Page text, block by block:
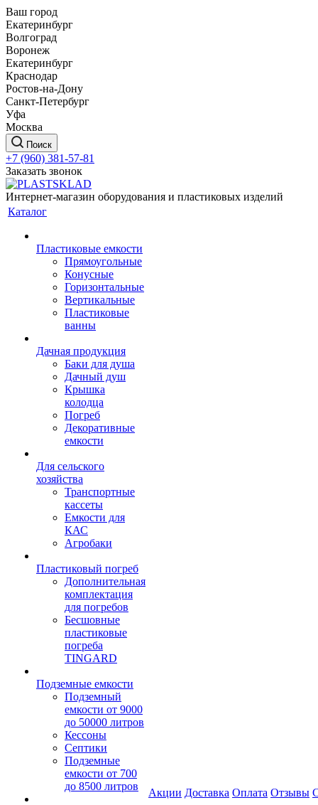
Ваш город
Екатеринбург
Волгоград
Воронеж
Екатеринбург
Краснодар
Ростов-на-Дону
Санкт-Петербург
Уфа
Москва
Поиск
+7 (960) 381-57-81
Заказать звонок
Интернет-магазин оборудования и пластиковых изделий
Каталог
Пластиковые емкости
Прямоугольные
Конусные
Горизонтальные
Вертикальные
Пластиковые
ванны
Дачная продукция
Баки для душа
Дачный душ
Крышка
колодца
Погреб
Декоративные
емкости
Для сельского
хозяйства
Транспортные
кассеты
Емкости для
КАС
Агробаки
Пластиковый погреб
Дополнительная
комплектация
для погребов
Бесшовные
пластиковые
погреба
TINGARD
Подземные емкости
Подземный
емкости от 9000
до 50000 литров
Кессоны
Септики
Подземные
емкости от 700
до 8500 литров
Акции Доставка Оплата Отзывы